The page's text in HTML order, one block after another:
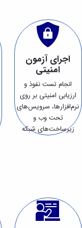
اجرای آزمون
امنیتی
انجام تست نفوذ و
ارزیابی امنیتی بر روی
نرم‌افزارها، سرویس‌های
تحت وب و
زیرساخت‌های شبکه